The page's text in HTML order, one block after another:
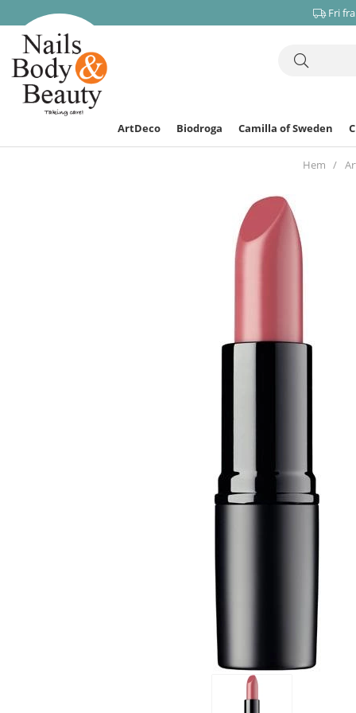
Fri
ArtDeco Biodroga Camilla of Sweden
Hem